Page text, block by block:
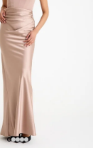
- Ortahisar